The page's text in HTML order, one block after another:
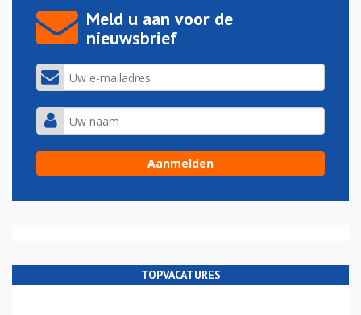
Meld u aan voor de
nieuwsbrief
TOPVACATURES